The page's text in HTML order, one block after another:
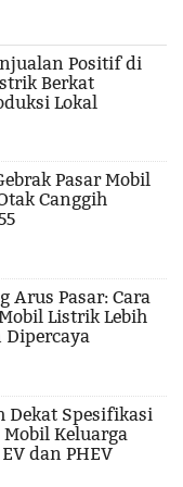
Positif di
Berkat
Lokal
Pasar Mobil
Canggih
Arus Pasar: Cara
Listrik Lebih
Dipercaya
Dekat Spesifikasi
Keluarga
dan PHEV